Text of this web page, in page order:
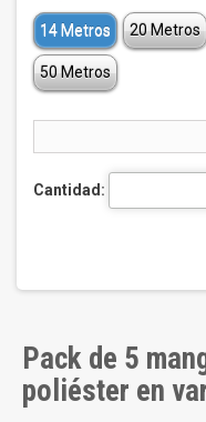
14 Metros 20 Metros
50 Metros
Cantidad:
Pack de 5
poliéster en